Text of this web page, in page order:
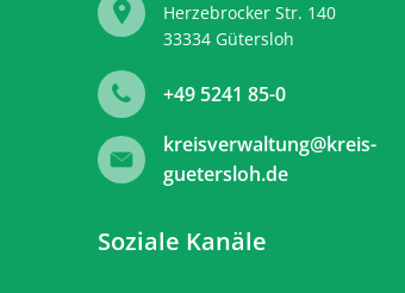
Herzebrocker Str. 140
33334 Gütersloh
+49 5241 85-0
kreisverwaltung@kreis-
guetersloh.de
Soziale Kanäle